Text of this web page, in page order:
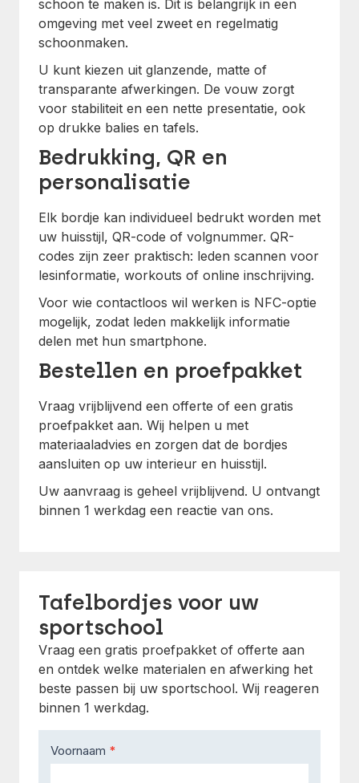
schoon te maken is. Dit is belangrijk in een
omgeving met veel zweet en regelmatig
schoonmaken.
U kunt kiezen uit glanzende, matte of
transparante afwerkingen. De vouw zorgt
voor stabiliteit en een nette presentatie, ook
op drukke balies en tafels.
Bedrukking, QR en
personalisatie
Elk bordje kan individueel bedrukt worden met
uw huisstijl, QR-code of volgnummer. QR-
codes zijn zeer praktisch: leden scannen voor
lesinformatie, workouts of online inschrijving.
Voor wie contactloos wil werken is NFC-optie
mogelijk, zodat leden makkelijk informatie
delen met hun smartphone.
Bestellen en proefpakket
Vraag vrijblijvend een offerte of een gratis
proefpakket aan. Wij helpen u met
materiaaladvies en zorgen dat de bordjes
aansluiten op uw interieur en huisstijl.
Uw aanvraag is geheel vrijblijvend. U ontvangt
binnen 1 werkdag een reactie van ons.
Tafelbordjes voor uw
sportschool
Vraag een gratis proefpakket of offerte aan
en ontdek welke materialen en afwerking het
beste passen bij uw sportschool. Wij reageren
binnen 1 werkdag.
Contact
Us
Voornaam *